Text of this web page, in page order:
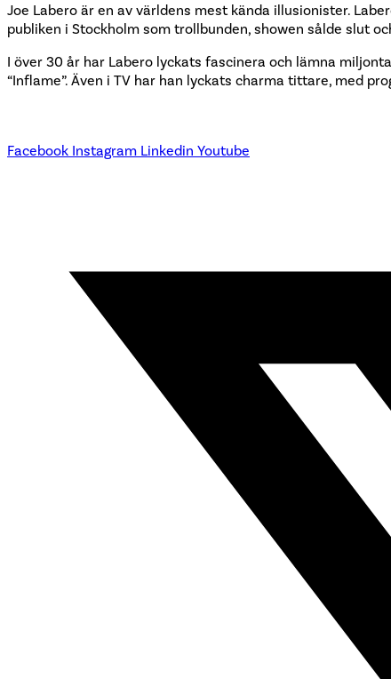
Joe Labero är en av världens mest kända illusionister.
publiken i Stockholm som trollbunden, showen sålde slut
I över 30 år har Labero lyckats fascinera och lämna
“Inflame”. Även i TV har han lyckats charma tittare, med
Facebook Instagram Linkedin Youtube